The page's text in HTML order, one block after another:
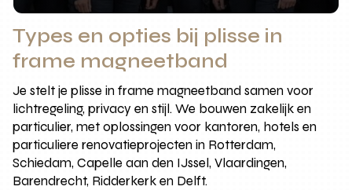
Types en opties bij plisse in
frame magneetband
Je stelt je plisse in frame magneetband samen voor
lichtregeling, privacy en stijl. We bouwen zakelijk en
particulier, met oplossingen voor kantoren, hotels en
particuliere renovatieprojecten in Rotterdam,
Schiedam, Capelle aan den IJssel, Vlaardingen,
Barendrecht, Ridderkerk en Delft.